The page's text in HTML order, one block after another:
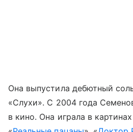
Она выпустила дебютный
«Слухи». С 2004 года
в кино. Она играла в